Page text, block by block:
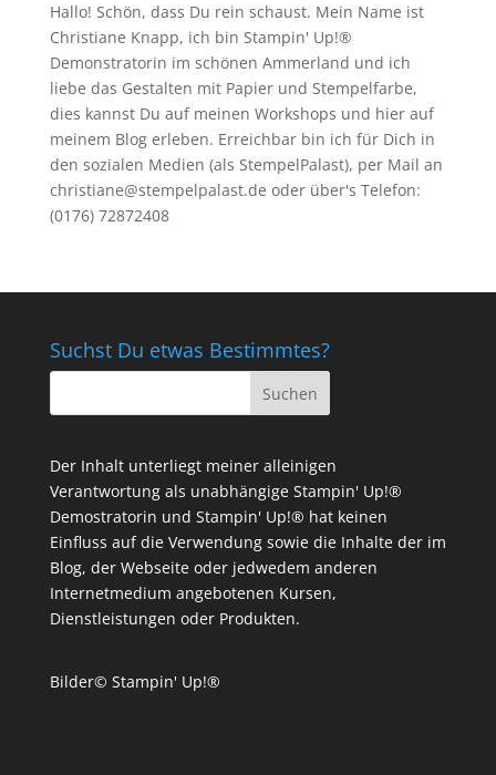
Hallo! Schön, dass Du rein schaust. Mein Name ist
Christiane Knapp, ich bin Stampin' Up!®
Demonstratorin im schönen Ammerland und ich
liebe das Gestalten mit Papier und Stempelfarbe,
dies kannst Du auf meinen Workshops und hier auf
meinem Blog erleben. Erreichbar bin ich für Dich in
den sozialen Medien (als StempelPalast), per Mail an
christiane@stempelpalast.de oder über's Telefon:
(0176) 72872408
Suchst Du etwas Bestimmtes?
Der Inhalt unterliegt meiner alleinigen
Verantwortung als unabhängige Stampin' Up!®
Demostratorin und Stampin' Up!® hat keinen
Einfluss auf die Verwendung sowie die Inhalte der im
Blog, der Webseite oder jedwedem anderen
Internetmedium angebotenen Kursen,
Dienstleistungen oder Produkten.
Bilder© Stampin' Up!®